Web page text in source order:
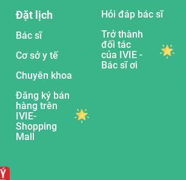
Đặt lịch
Bác sĩ
Cơ sở y tế
Chuyên khoa
Đăng ký bán
hàng trên
IVIE-
Shopping
Mall
Hỏi đáp bác sĩ
Trở thành
đối tác
của IVIE -
Bác sĩ ơi